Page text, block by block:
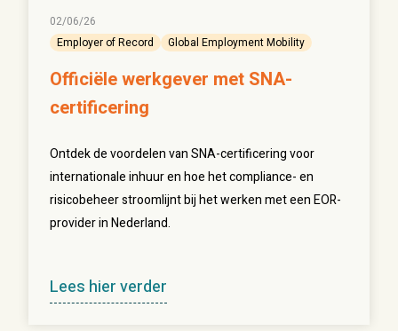
02/06/26
Employer of Record
Global Employment Mobility
Officiële werkgever met SNA-
certificering
Ontdek de voordelen van SNA-certificering voor
internationale inhuur en hoe het compliance- en
risicobeheer stroomlijnt bij het werken met een EOR-
provider in Nederland.
Lees hier verder